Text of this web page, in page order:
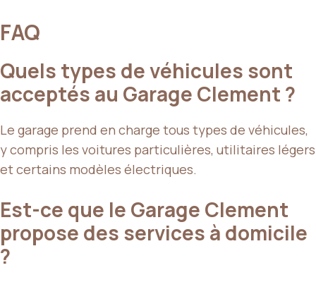
FAQ
Quels types de véhicules sont
acceptés au Garage Clement ?
Le garage prend en charge tous types de véhicules,
y compris les voitures particulières, utilitaires légers
et certains modèles électriques.
Est-ce que le Garage Clement
propose des services à domicile
?